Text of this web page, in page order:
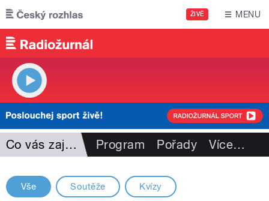
Přejít k hlavnímu obsahu
ŽIVĚ MENU
Co vás zajímá Program Pořady Více…
Vše Soutěže Kvízy